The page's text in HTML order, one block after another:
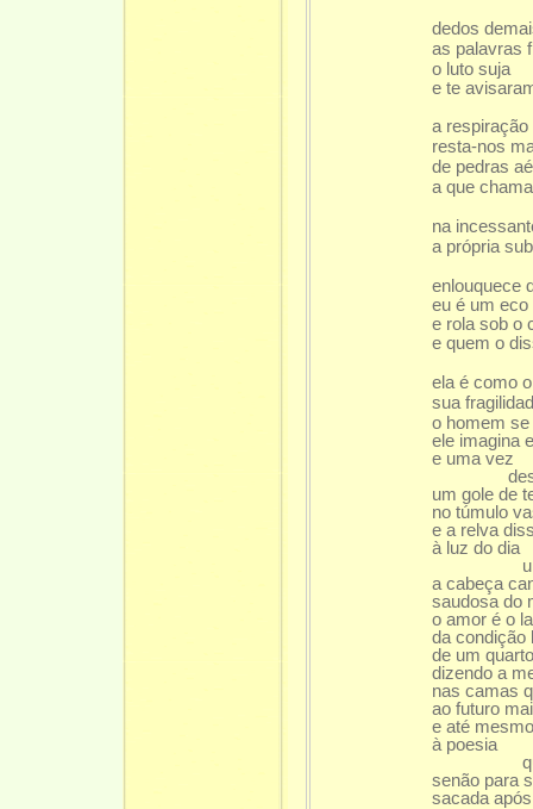
dedos
as palavras
o luto suja
e te
a respiração
resta-nos
de pedras
a que
na
a própria
enlouquece
eu é um eco
e rola sob o
e quem o
ela é como
sua
o homem
ele imagina
e uma vez
um gole de
no túmulo
e a relva
à luz do dia
unhas
a cabeça
saudosa do
o amor é o
da condição
de um
dizendo a
nas camas
ao futuro
e até
à poesia
que o
senão para
sacada